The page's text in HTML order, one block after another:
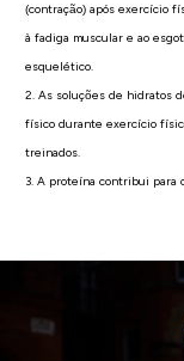
(contração) após exercício
à fadiga muscular e ao
esquelético.
2. As soluções de hidratos
físico durante exercício
treinados.
3. A proteína contribui para